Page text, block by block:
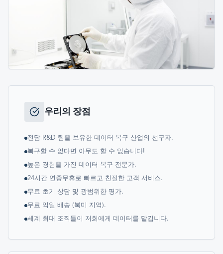
우리의 장점
전담 R&D 팀을 보유한 데이터 복구 산업의 선구자.
복구할 수 없다면 아무도 할 수 없습니다!
높은 경험을 가진 데이터 복구 전문가.
24시간 연중무휴로 빠르고 친절한 고객 서비스.
무료 초기 상담 및 광범위한 평가.
무료 익일 배송 (북미 지역).
세계 최대 조직들이 저희에게 데이터를 맡깁니다.